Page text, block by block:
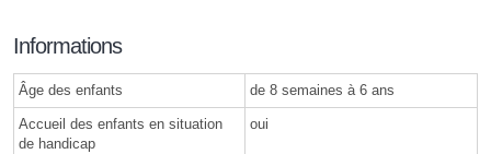
Informations
Âge des enfants de 8 semaines à 6 ans
Accueil des enfants en situation
de handicap
oui